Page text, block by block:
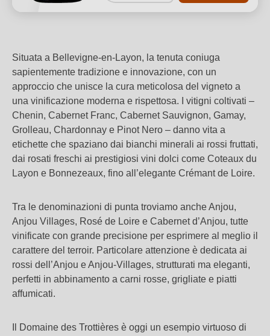
Situata a Bellevigne-en-Layon, la tenuta coniuga
sapientemente tradizione e innovazione, con un
approccio che unisce la cura meticolosa del vigneto a
una vinificazione moderna e rispettosa. I vitigni coltivati –
Chenin, Cabernet Franc, Cabernet Sauvignon, Gamay,
Grolleau, Chardonnay e Pinot Nero – danno vita a
etichette che spaziano dai bianchi minerali ai rossi fruttati,
dai rosati freschi ai prestigiosi vini dolci come Coteaux du
Layon e Bonnezeaux, fino all’elegante Crémant de Loire.
Tra le denominazioni di punta troviamo anche Anjou,
Anjou Villages, Rosé de Loire e Cabernet d’Anjou, tutte
vinificate con grande precisione per esprimere al meglio il
carattere del terroir. Particolare attenzione è dedicata ai
rossi dell’Anjou e Anjou-Villages, strutturati ma eleganti,
perfetti in abbinamento a carni rosse, grigliate e piatti
affumicati.
Il Domaine des Trottières è oggi un esempio virtuoso di